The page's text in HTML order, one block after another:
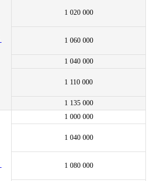
1 020 000
1 060 000
1 040 000
1 110 000
1 135 000
1 000 000
1 040 000
1 080 000